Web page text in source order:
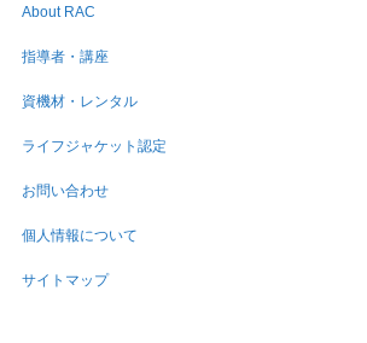
About RAC
指導者・講座
資機材・レンタル
ライフジャケット認定
お問い合わせ
個人情報について
サイトマップ